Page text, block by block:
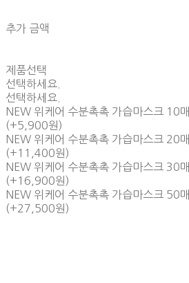
추가 금액
제품선택
선택하세요.
선택하세요.
NEW 위케어 수분촉촉 가습마스크 10매
(+5,900원)
NEW 위케어 수분촉촉 가습마스크 20매
(+11,400원)
NEW 위케어 수분촉촉 가습마스크 30매
(+16,900원)
NEW 위케어 수분촉촉 가습마스크 50매
(+27,500원)